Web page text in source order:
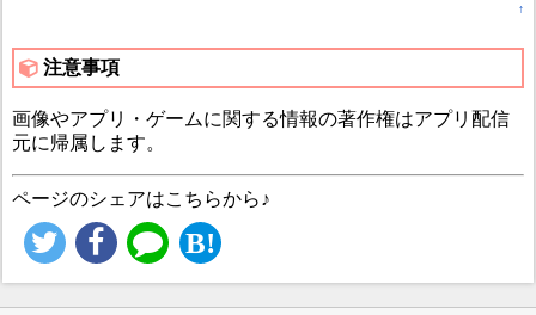
↑
注意事項
画像やアプリ・ゲームに関する情報の著作権はアプリ配信
元に帰属します。
ページのシェアはこちらから♪